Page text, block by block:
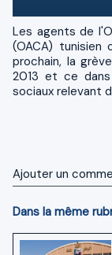
Les agents de l'Office de l'aviation civile et des aéroports
(OACA) tunisien
prochain, la
2013 et ce
sociaux relevant
Ajouter un
Dans la même